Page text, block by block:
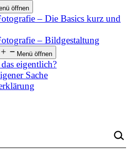
öffnen
– Die Basics kurz und
– Bildgestaltung
Menü öffnen
eigentlich?
Sache